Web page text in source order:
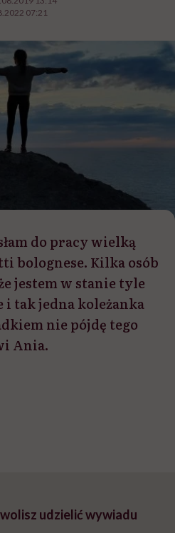
07:21
do pracy wielką
bolognese. Kilka osób
jestem w stanie tyle
i tak jedna koleżanka
nie pójdę tego
Ania.
udzielić wywiadu